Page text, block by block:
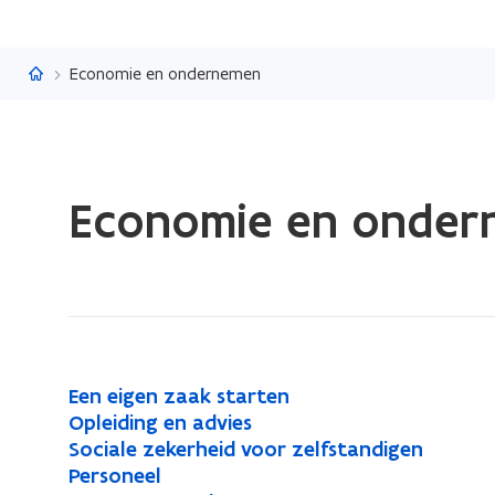
Vlaanderen.be
Economie en ondernemen
laden.
Economie
ondernemen
Economie en
E
e
n
e
Een eigen zaak starten
E
e
n
e
O
p
l
Opleiding en advies
O
p
l
S
o
Sociale zekerheid voor zelfstandigen
S
o
P
Personeel
P